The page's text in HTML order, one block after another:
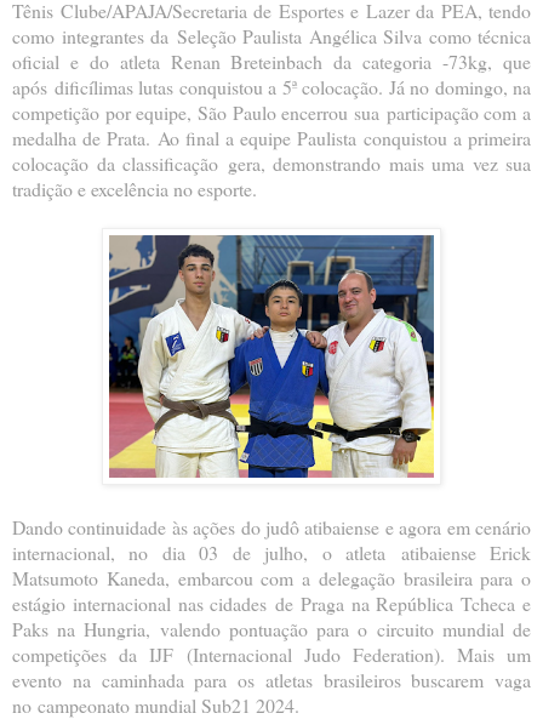
Tênis Clube/APAJA/Secretaria de Esportes e Lazer da PEA, tendo
como integrantes da Seleção Paulista Angélica Silva como técnica
oficial e do atleta Renan Breteinbach da categoria -73kg, que
após dificílimas lutas conquistou a 5ª colocação. Já no domingo, na
competição por equipe, São Paulo encerrou sua participação com a
medalha de Prata. Ao final a equipe Paulista conquistou a primeira
colocação da classificação gera, demonstrando mais uma vez sua
tradição e excelência no esporte.
Dando continuidade às ações do judô atibaiense e agora em cenário
internacional, no dia 03 de julho, o atleta atibaiense Erick
Matsumoto Kaneda, embarcou com a delegação brasileira para o
estágio internacional nas cidadesde Praga na República Tcheca e
Paks na Hungria, valendo pontuação para o circuito mundial de
competições da IJF (Internacional Judo Federation). Mais um
evento na caminhada para os atletas brasileiros buscarem vaga
no campeonato mundial Sub21 2024.